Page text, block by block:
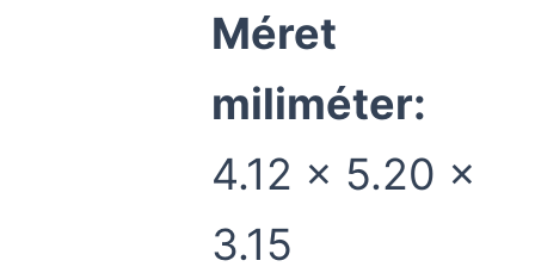
Méret
miliméter:
4.12 x 5.20 x
3.15